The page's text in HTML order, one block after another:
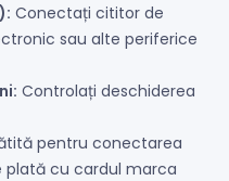
Conectați cititor de
sau alte periferice
Controlați deschiderea
pentru conectarea
cu cardul marca